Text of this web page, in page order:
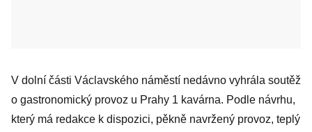
V dolní části Václavského náměstí nedávno vyhrála soutěž
o gastronomický provoz u Prahy 1 kavárna. Podle návrhu,
který má redakce k dispozici, pěkně navržený provoz, teplý